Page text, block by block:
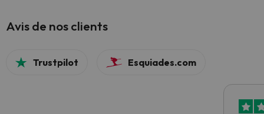
Avis de nos clients
Trustpilot Esquiades.com